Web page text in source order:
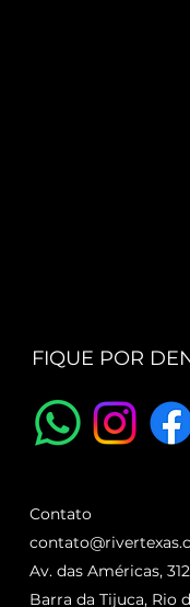
FIQUE POR
Contato
Av. das Américas,
Barra da Tijuca, Rio